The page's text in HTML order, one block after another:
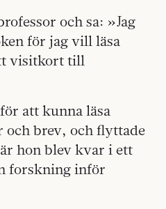
och sa: »Jag
för jag vill läsa
visitkort till
för att kunna läsa
och brev, och flyttade
hon blev kvar i ett
forskning inför